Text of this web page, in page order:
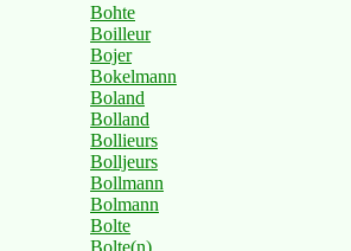
Bohte
Boilleur
Bojer
Bokelmann
Boland
Bolland
Bollieurs
Bolljeurs
Bollmann
Bolmann
Bolte
Bolte(n)